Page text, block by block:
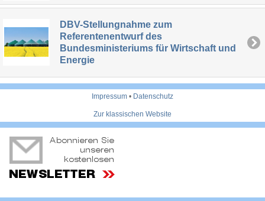
DBV-Stellungnahme zum
Referentenentwurf des
Bundesministeriums für Wirtschaft und
Energie
Impressum • Datenschutz
Zur klassischen Website